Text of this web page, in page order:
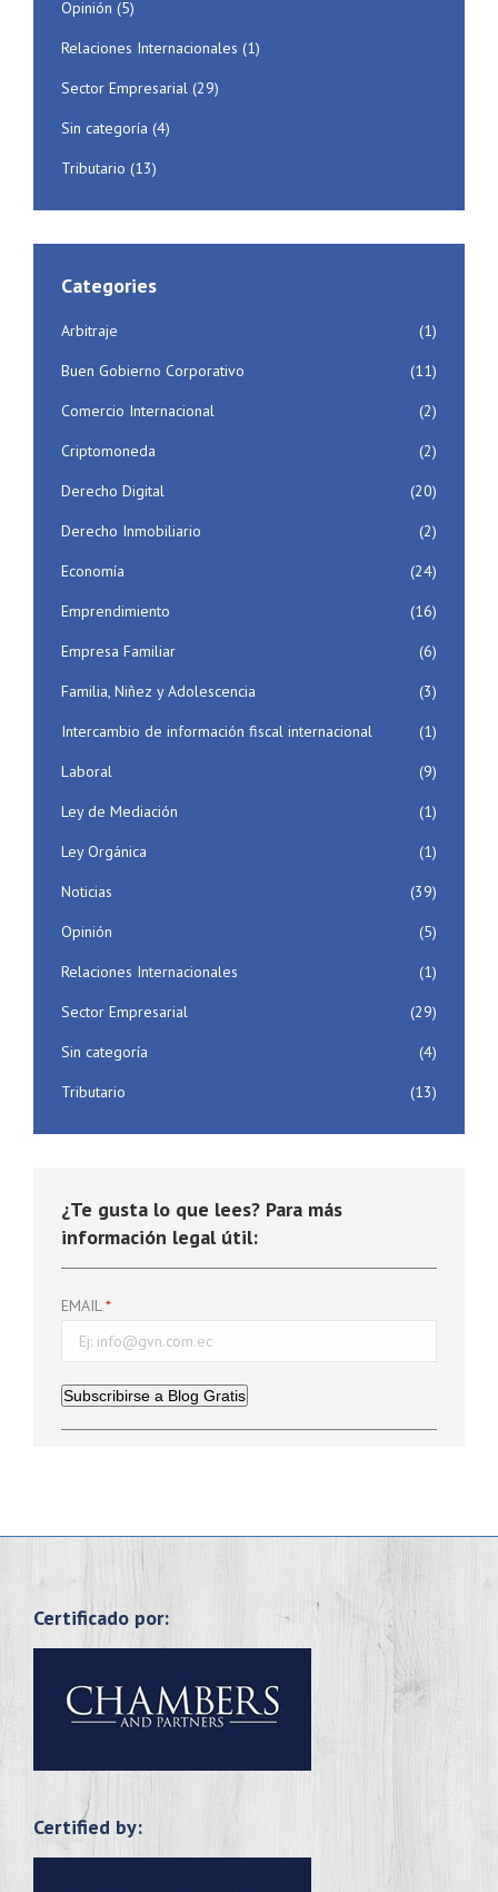
Opinión (5)
Relaciones Internacionales (1)
Sector Empresarial (29)
Sin categoría (4)
Tributario (13)
Categories
Arbitraje
(1)
Buen Gobierno Corporativo
(11)
Comercio Internacional
(2)
Criptomoneda
(2)
Derecho Digital
(20)
Derecho Inmobiliario
(2)
Economía
(24)
Emprendimiento
(16)
Empresa Familiar
(6)
Familia, Niñez y Adolescencia
(3)
Intercambio de información fiscal internacional
(1)
Laboral
(9)
Ley de Mediación
(1)
Ley Orgánica
(1)
Noticias
(39)
Opinión
(5)
Relaciones Internacionales
(1)
Sector Empresarial
(29)
Sin categoría
(4)
Tributario
(13)
¿Te gusta lo que lees? Para más
información legal útil:
EMAIL
Subscribirse a Blog Gratis
Certificado por:
Certified by: